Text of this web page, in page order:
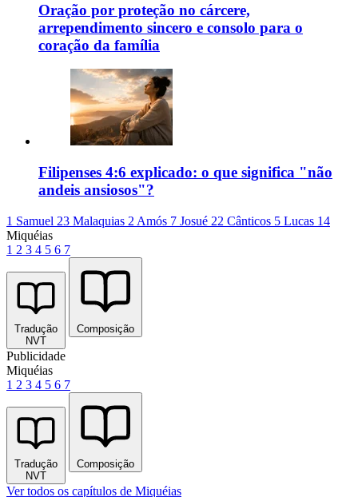
Oração por proteção no cárcere,
arrependimento sincero e consolo para o
coração da família
Filipenses 4:6 explicado: o que significa "não
andeis ansiosos"?
1 Samuel 23 Malaquias 2 Amós 7 Josué 22 Cânticos 5 Lucas 14
Miquéias
1 2 3 4 5 6 7
Tradução
NVT
Composição
Publicidade
Miquéias
1 2 3 4 5 6 7
Tradução
NVT
Composição
Ver todos os capítulos de Miquéias